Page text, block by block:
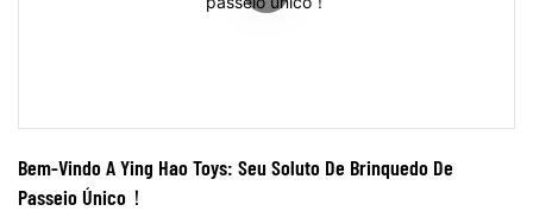
Bem-Vindo A Ying Hao Toys: Seu Soluto De Brinquedo De
Passeio Único！